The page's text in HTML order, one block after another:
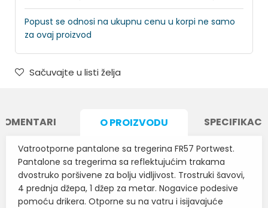
Popust se odnosi na ukupnu cenu u korpi ne samo
za ovaj proizvod
Sačuvajte u listi želja
O PROIZVODU
Vatrootporne pantalone sa tregerina FR57 Portwest.
Pantalone sa tregerima sa reflektujućim trakama
dvostruko poršivene za bolju vidljivost. Trostruki šavovi,
4 prednja džepa, 1 džep za metar. Nogavice podesive
pomoću drikera. Otporne su na vatru i isijavajuće